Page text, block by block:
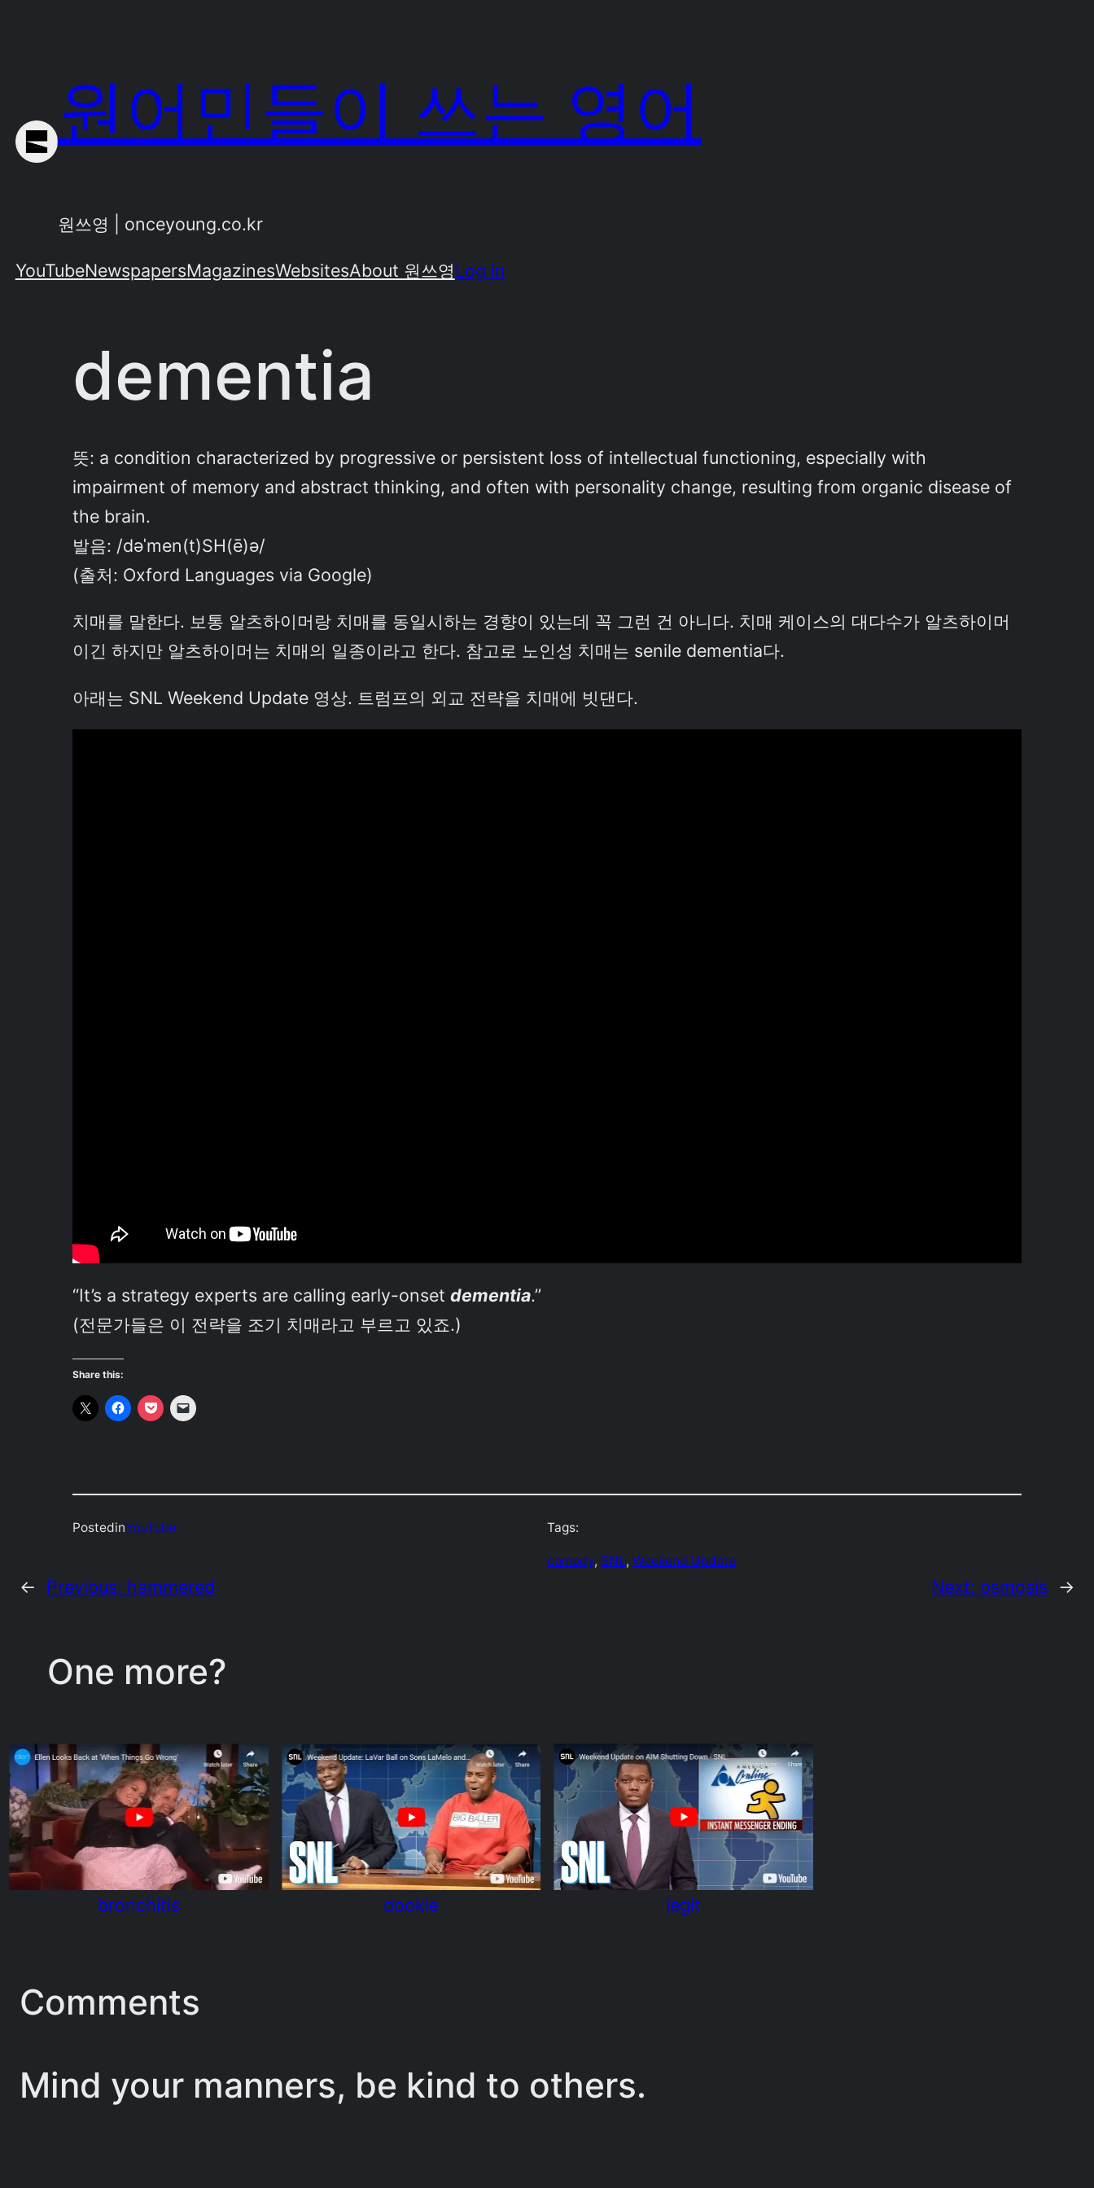
원어민들이 쓰는 영어
원쓰영 | onceyoung.co.kr
YouTubeNewspapersMagazinesWebsitesAbout 원쓰영Log in
dementia
뜻: a condition characterized by progressive or persistent loss of intellectual functioning, especially with
impairment of memory and abstract thinking, and often with personality change, resulting from organic disease of
the brain.
발음: /dəˈmen(t)SH(ē)ə/
(출처: Oxford Languages via Google)
치매를 말한다. 보통 알츠하이머랑 치매를 동일시하는 경향이 있는데 꼭 그런 건 아니다. 치매 케이스의 대다수가 알츠하이머
이긴 하지만 알츠하이머는 치매의 일종이라고 한다. 참고로 노인성 치매는 senile dementia다.
아래는 SNL Weekend Update 영상. 트럼프의 외교 전략을 치매에 빗댄다.
“It’s a strategy experts are calling early-onset dementia.”
(전문가들은 이 전략을 조기 치매라고 부르고 있죠.)
Share this:
PostedinYouTube Tags:
comedy, SNL, Weekend Update
← Previous: hammered Next: osmosis →
One more?
bronchitis dookie legit
Comments
Mind your manners, be kind to others.